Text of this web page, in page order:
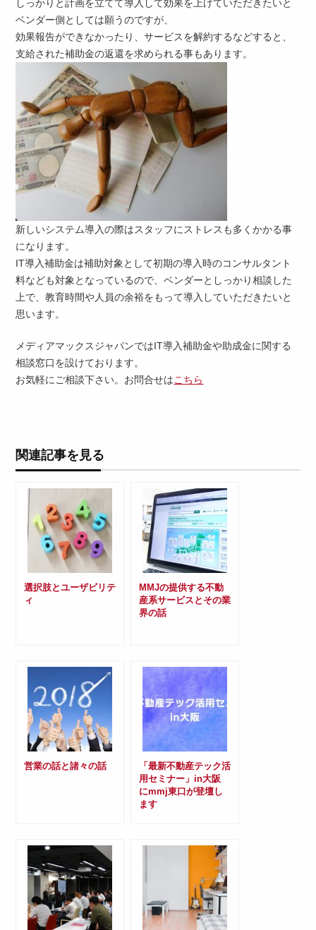
しっかりと計画を立てて導入して効果を上げていただきたいと
ベンダー側としては願うのですが、
効果報告ができなかったり、サービスを解約するなどすると、
支給された補助金の返還を求められる事もあります。
新しいシステム導入の際はスタッフにストレスも多くかかる事
になります。
IT導入補助金は補助対象として初期の導入時のコンサルタント
料なども対象となっているので、ベンダーとしっかり相談した
上で、教育時間や人員の余裕をもって導入していただきたいと
思います。
メディアマックスジャパンではIT導入補助金や助成金に関する
相談窓口を設けております。
お気軽にご相談下さい。お問合せはこちら
関連記事を見る
選択肢とユーザビリテ
ィ
MMJの提供する不動
産系サービスとその業
界の話
営業の話と諸々の話
「最新不動産テック活
用セミナー」in大阪
にmmj東口が登壇し
ます